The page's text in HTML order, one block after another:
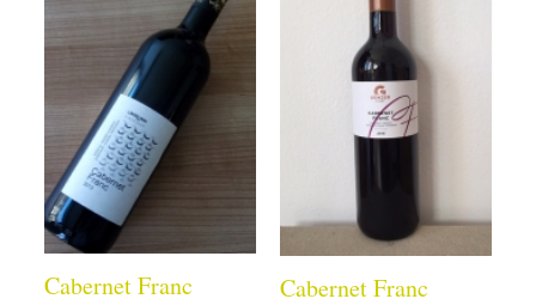
Cabernet Franc Cabernet Franc